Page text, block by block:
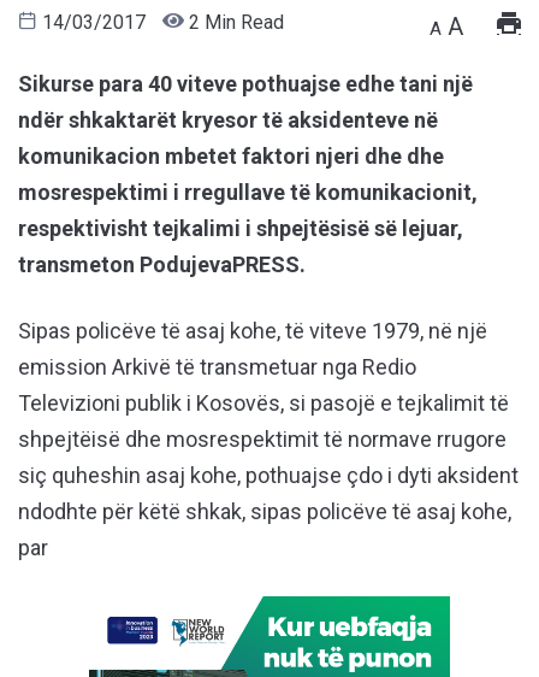
14/03/2017 2 Min Read A A
Sikurse para 40 viteve pothuajse edhe tani një
ndër shkaktarët kryesor të aksidenteve në
komunikacion mbetet faktori njeri dhe dhe
mosrespektimi i rregullave të komunikacionit,
respektivisht tejkalimi i shpejtësisë së lejuar,
transmeton PodujevaPRESS.
Sipas policëve të asaj kohe, të viteve 1979, në një
emission Arkivë të transmetuar nga Redio
Televizioni publik i Kosovës, si pasojë e tejkalimit të
shpejtëisë dhe mosrespektimit të normave rrugore
siç quheshin asaj kohe, pothuajse çdo i dyti aksident
ndodhte për këtë shkak, sipas policëve të asaj kohe,
par